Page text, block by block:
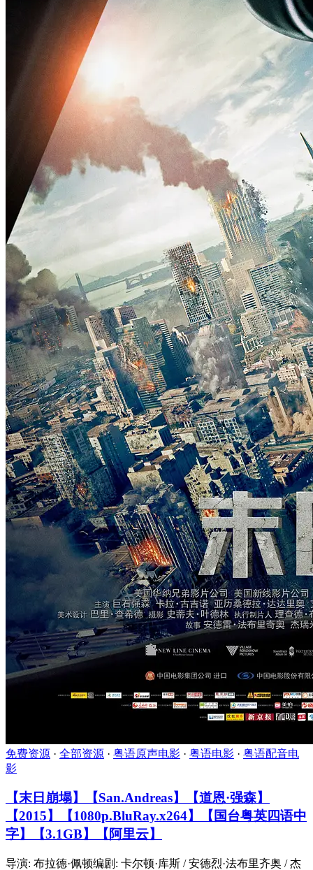
免费资源 · 全部资源 · 粤语原声电影 · 粤语电影 · 粤语配音电
影
【末日崩塌】【San.Andreas】【道恩·强森】
【2015】【1080p.BluRay.x264】【国台粤英四语中
字】【3.1GB】【阿里云】
导演: 布拉德·佩顿编剧: 卡尔顿·库斯 / 安德烈·法布里齐奥 / 杰